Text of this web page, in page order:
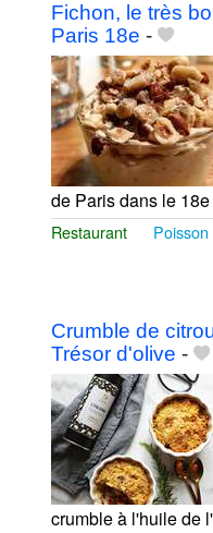
Fichon, le très
Paris 18e -
de Paris dans le
Restaurant Poisson
Crumble de
Trésor d'olive -
crumble à l'huile de